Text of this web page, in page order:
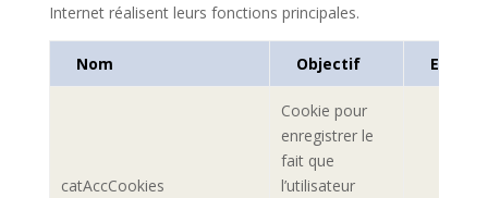
Internet réalisent leurs fonctions principales.
Nom Objectif
catAccCookies
Cookie pour
enregistrer le
fait que
l’utilisateur